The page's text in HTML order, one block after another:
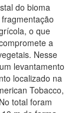
do bioma
o que
a
Nesse
levantamento
localizado na
Tobacco,
total foram